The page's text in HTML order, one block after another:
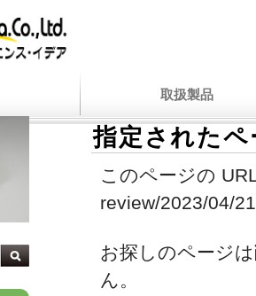
取扱製品
指定された
このページの
review/2023/04/
お探しのページ
ん。